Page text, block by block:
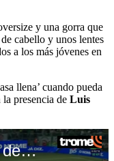
y una gorra que
cabello y unos lentes
a los más jóvenes en
llena’ cuando pueda
presencia de Luis
André Carrillo en triunfo de Corinthians